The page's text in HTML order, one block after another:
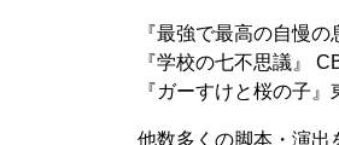
『最強で最⾼の⾃慢
『学校の七不思議』
『ガーすけと桜の⼦
他数多くの脚本・演出